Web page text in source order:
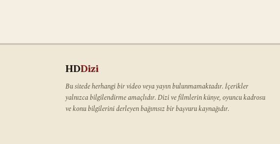
HDDizi
Bu sitede herhangi bir video veya yayın bulunmamaktadır. İçerikler
yalnızca bilgilendirme amaçlıdır. Dizi ve filmlerin künye, oyuncu kadrosu
ve konu bilgilerini derleyen bağımsız bir başvuru kaynağıdır.